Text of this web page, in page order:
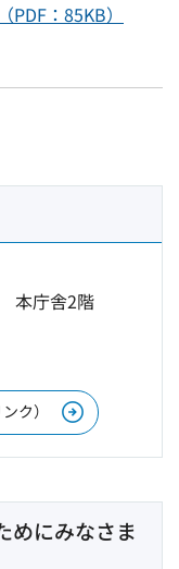
（PDF：85KB）
本庁舎2階
ク）
めにみなさま